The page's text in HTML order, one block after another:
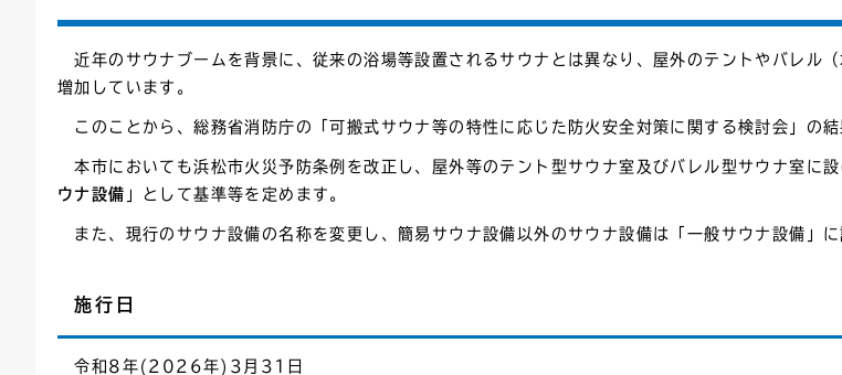
近年のサウナブームを背景に、従来の浴場等設置されるサウナとは異なり、屋外のテントやバレル
増加しています。
このことから、総務省消防庁の「可搬式サウナ等の特性に応じた防火安全対策に関する検討会」の
本市においても浜松市火災予防条例を改正し、屋外等のテント型サウナ室及びバレル型サウナ室に
ウナ設備 」として基準等を定めます。
また、現行のサウナ設備の名称を変更し、簡易サウナ設備以外のサウナ設備は「一般サウナ設備」に
施行日
令和8年(2026年)3月31日